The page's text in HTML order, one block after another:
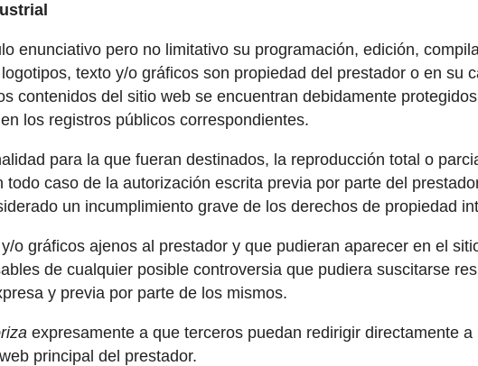
enunciativo pero no limitativo su programación, edición,
texto y/o gráficos son propiedad del prestador o en su
contenidos del sitio web se encuentran debidamente
los registros públicos correspondientes.
para la que fueran destinados, la reproducción total o
todo caso de la autorización escrita previa por parte del
un incumplimiento grave de los derechos de propiedad
o gráficos ajenos al prestador y que pudieran aparecer en el
de cualquier posible controversia que pudiera suscitarse
y previa por parte de los mismos.
expresamente a que terceros puedan redirigir directamente
principal del prestador.